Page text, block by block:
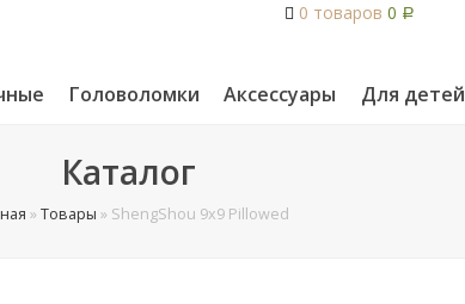
0 товаров 0 Р
Головоломки Аксессуары Для детей
Каталог
» Товары » ShengShou 9x9 Pillowed